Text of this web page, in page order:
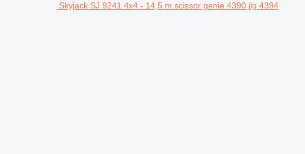
Skyjack SJ 9241 4x4 - 14,5 m scissor genie 4390 jlg 4394